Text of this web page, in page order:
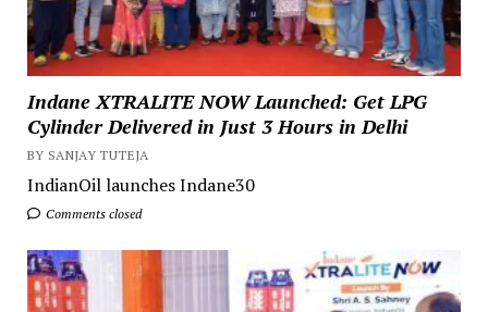
Indane XTRALITE NOW Launched: Get LPG
Cylinder Delivered in Just 3 Hours in Delhi
BY SANJAY TUTEJA
IndianOil launches Indane30
Comments closed